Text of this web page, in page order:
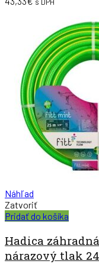
Náhľad
Zatvoriť
Pridať do košíka
Hadica
nárazový tlak